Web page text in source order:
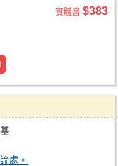
實體書 $383
處。